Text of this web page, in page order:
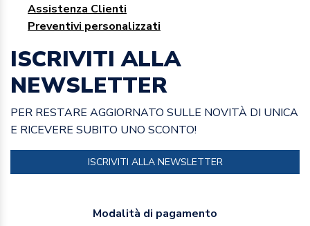
Assistenza Clienti
Preventivi personalizzati
ISCRIVITI ALLA
NEWSLETTER
PER RESTARE AGGIORNATO SULLE NOVITÀ DI UNICA
E RICEVERE SUBITO UNO SCONTO!
ISCRIVITI ALLA NEWSLETTER
Modalità di pagamento